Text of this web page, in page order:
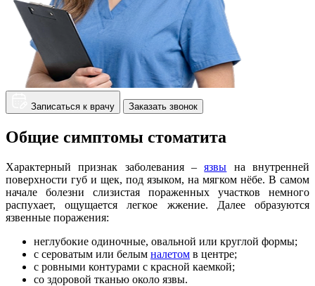
Записаться к врачу Заказать звонок
Общие симптомы стоматита
Характерный признак заболевания –язвы на внутренней
поверхности губ и щек, под языком, на мягком нёбе. В самом
начале болезни слизистая пораженных участков немного
распухает, ощущается легкое жжение. Далее образуются
язвенные поражения:
неглубокие одиночные, овальной или круглой формы;
с сероватым или белым налетом в центре;
с ровными контурами с красной каемкой;
со здоровой тканью около язвы.